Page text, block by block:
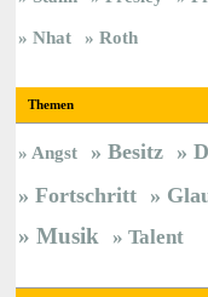
Nhat
Roth
Themen
Angst Besitz
Fortschritt
Musik Talent